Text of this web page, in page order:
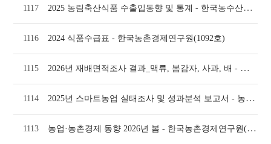
1117 2025 농림축산식품 수출입동향 및 통계 - 한국농수산식품유통공사(1094호)
1116 2024 식품수급표 - 한국농촌경제연구원(1092호)
1115 2026년 재배면적조사 결과_맥류, 봄감자, 사과, 배 - 국가데이터처(1092호)
1114 2025년 스마트농업 실태조사 및 성과분석 보고서 - 농림축산식품부(1092호)
1113 농업·농촌경제 동향 2026년 봄 - 한국농촌경제연구원(1090호)